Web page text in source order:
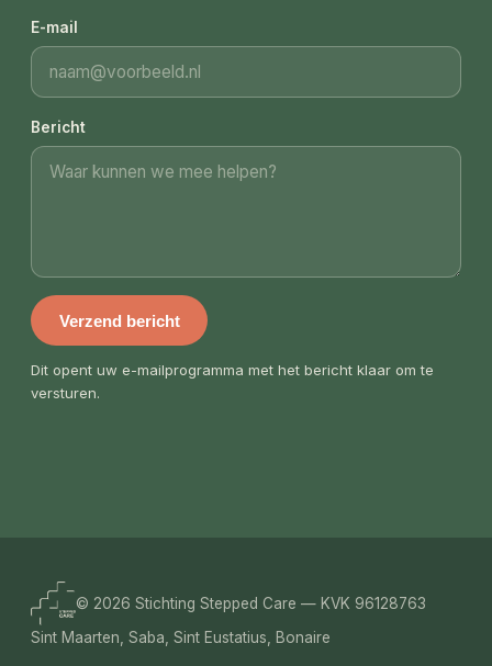
E-mail
Bericht
Verzend bericht
Dit opent uw e-mailprogramma met het bericht klaar om te
versturen.
© 2026 Stichting Stepped Care — KVK 96128763
Sint Maarten, Saba, Sint Eustatius, Bonaire